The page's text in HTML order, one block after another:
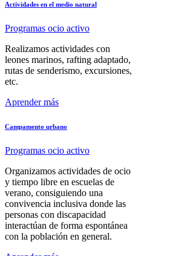
Actividades en el medio natural
Programas ocio activo
Realizamos actividades con
leones marinos, rafting adaptado,
rutas de senderismo, excursiones,
etc.
Aprender más
Campamento urbano
Programas ocio activo
Organizamos actividades de ocio
y tiempo libre en escuelas de
verano, consiguiendo una
convivencia inclusiva donde las
personas con discapacidad
interactúan de forma espontánea
con la población en general.